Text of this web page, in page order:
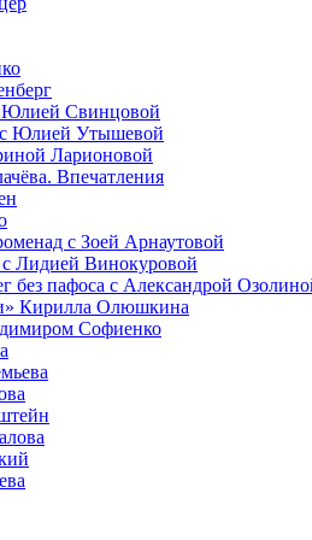
Юлией Свинцовой
с Юлией Утышевой
Ларионовой
Впечатления
с Зоей Арнаутовой
Лидией Винокуровой
без пафоса с Александрой
Кирилла Олюшкина
Софиенко